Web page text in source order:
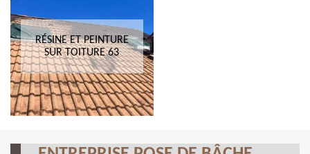
RÉSINE ET PEINTURE
SUR TOITURE 63